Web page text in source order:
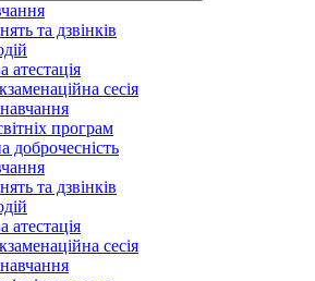
та дзвінків
атестація
сесія
програм
доброчесність
та дзвінків
атестація
сесія